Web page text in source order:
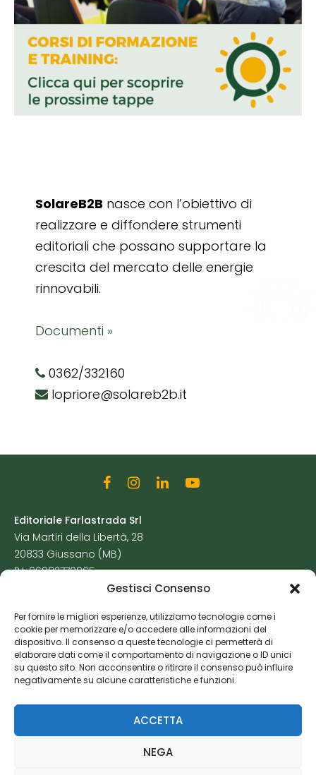
Gestisci Consenso
Per fornire le migliori esperienze, utilizziamo tecnologie come i
cookie per memorizzare e/o accedere alle informazioni del
dispositivo. Il consenso a queste tecnologie ci permetterà di
elaborare dati come il comportamento di navigazione o ID unici
su questo sito. Non acconsentire o ritirare il consenso può influire
negativamente su alcune caratteristiche e funzioni.
ACCETTA
NEGA
SolareB2B nasce con l’obiettivo di
realizzare e diffondere strumenti
editoriali che possano supportare la
crescita del mercato delle energie
rinnovabili.
Documenti »
0362/332160
lopriore@solareb2b.it
Editoriale Farlastrada Srl
Via Martiri della Libertà, 28
20833 Giussano (MB)
P.I. 06982770965
Cookie Policy
Risorse Aggiuntive